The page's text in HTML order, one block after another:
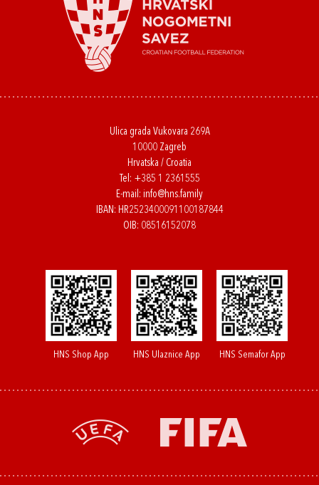
Ulica grada Vukovara 269A
10000 Zagreb
Hrvatska / Croatia
Tel: +385 1 2361555
E-mail: info@hns.family
IBAN: HR2523400091100187844
OIB: 08516152078
HNS Shop App HNS Ulaznice App HNS Semafor App